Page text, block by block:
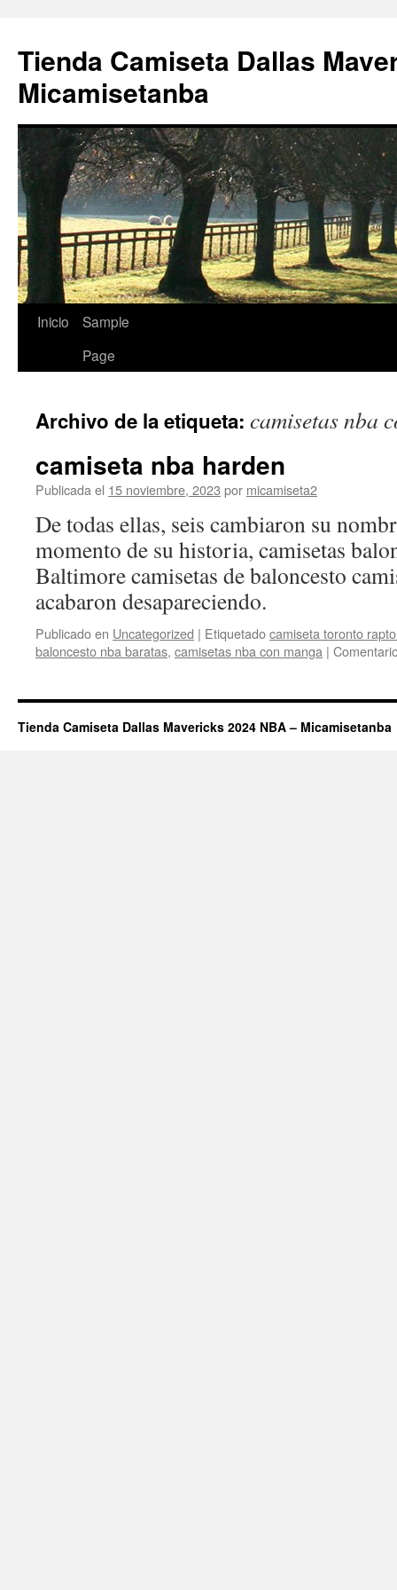
Tienda Camiseta Dallas
Micamisetanba
Saltar
Inicio
Sample
Page
Archivo de la etiqueta: camisetas nba
camiseta nba harden
Publicada el 15 noviembre, 2023 por micamiseta2
De todas ellas, seis cambiaron su
momento de su historia, camisetas
Baltimore camisetas de baloncesto
acabaron desapareciendo.
Publicado en Uncategorized | Etiquetadocamiseta toronto
baloncesto nba baratas, camisetas nba con manga |
Tienda Camiseta Dallas Mavericks 2024 NBA – Micamisetanba